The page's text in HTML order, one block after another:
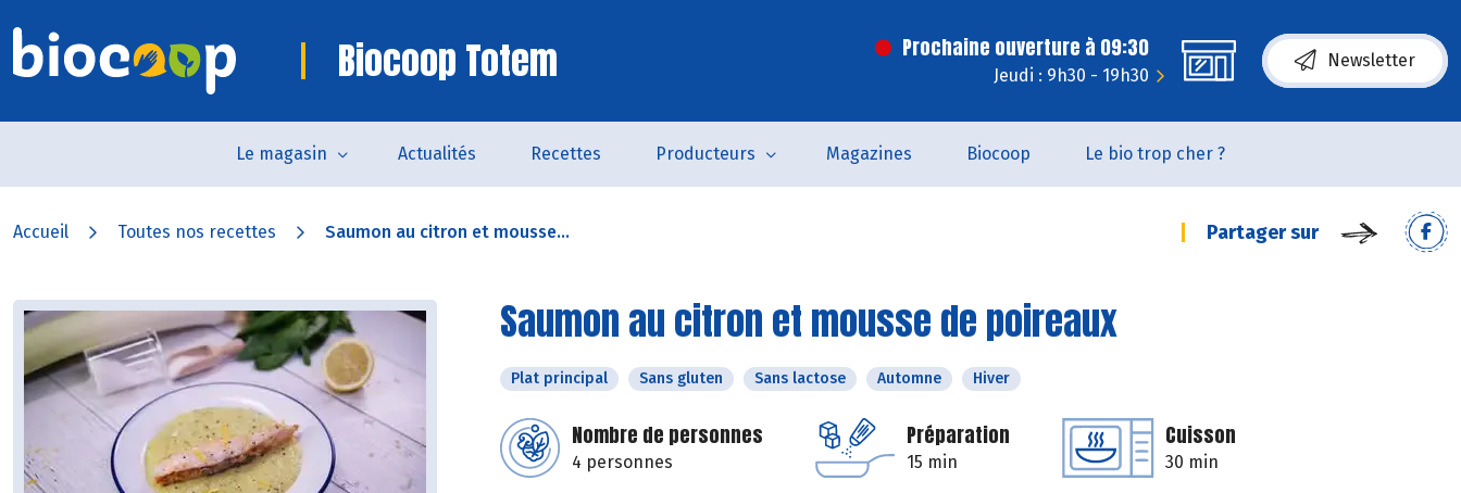
Biocoop Totem Prochaine ouverture à 09:30
Jeudi : 9h30 - 19h30
Newsletter
Le magasin Actualités Recettes Producteurs Magazines Biocoop Le bio trop cher ?
Accueil Toutes nos recettes Saumon au citron et mousse... Partager sur
Saumon au citron et mousse de poireaux
Plat principal Sans gluten Sans lactose Automne Hiver
Nombre de personnes
4 personnes
Préparation
15 min
Cuisson
30 min